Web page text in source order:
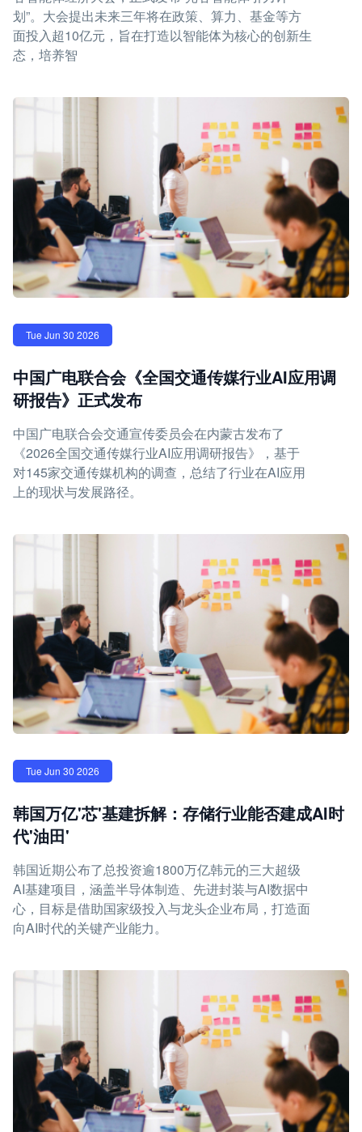
划”。大会提出未来三年将在政策、算力、基金等方
面投入超10亿元，旨在打造以智能体为核心的创新生
态，培养智
Tue Jun 30 2026
中国广电联合会《全国交通传媒行业AI应用调
研报告》正式发布
中国广电联合会交通宣传委员会在内蒙古发布了
《2026全国交通传媒行业AI应用调研报告》，基于
对145家交通传媒机构的调查，总结了行业在AI应用
上的现状与发展路径。
Tue Jun 30 2026
韩国万亿'芯'基建拆解：存储行业能否建成AI时
代'油田'
韩国近期公布了总投资逾1800万亿韩元的三大超级
AI基建项目，涵盖半导体制造、先进封装与AI数据中
心，目标是借助国家级投入与龙头企业布局，打造面
向AI时代的关键产业能力。